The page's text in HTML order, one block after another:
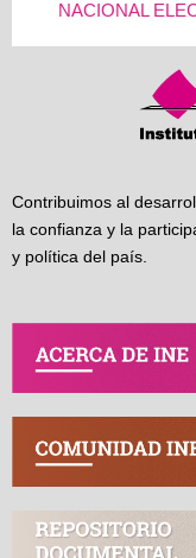
NACIONAL
Contribuimos al
la confianza y la
y política del país.